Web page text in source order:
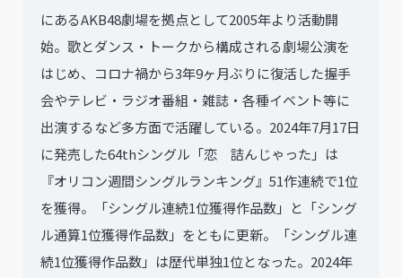
にあるAKB48劇場を拠点として2005年より活動開
始。歌とダンス・トークから構成される劇場公演を
はじめ、コロナ禍から3年9ヶ月ぶりに復活した握手
会やテレビ・ラジオ番組・雑誌・各種イベント等に
出演するなど多方面で活躍している。2024年7月17日
に発売した64thシングル「恋 詰んじゃった」は
『オリコン週間シングルランキング』51作連続で1位
を獲得。「シングル連続1位獲得作品数」と「シング
ル通算1位獲得作品数」をともに更新。「シングル連
続1位獲得作品数」は歴代単独1位となった。2024年